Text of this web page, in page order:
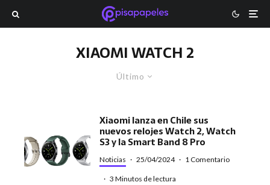
XIAOMI WATCH 2
Último
Xiaomi lanza en Chile sus
nuevos relojes Watch 2, Watch
S3 y la Smart Band 8 Pro
Noticias · 25/04/2024 · 1 Comentario
· 3 Minutos de lectura